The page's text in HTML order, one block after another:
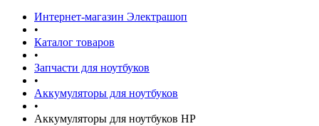
Интернет-магазин Электрашоп
•
Каталог товаров
•
Запчасти для ноутбуков
•
Аккумуляторы для ноутбуков
•
Аккумуляторы для ноутбуков HP